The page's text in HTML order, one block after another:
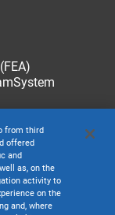
from third
offered
and
as, on the
activity to
on the
and, where